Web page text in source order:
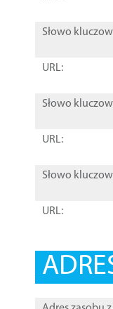
Słowo
URL:
Słowo
URL:
Słowo
URL: